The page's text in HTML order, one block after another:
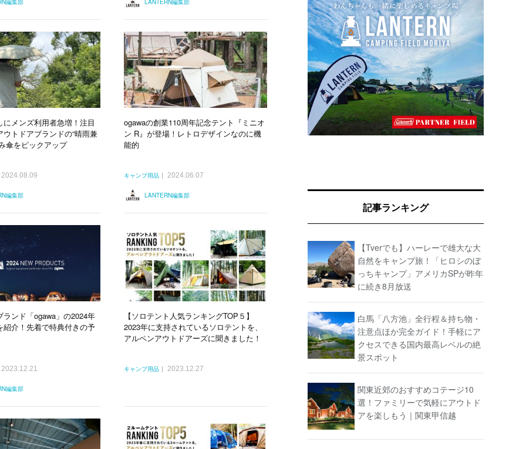
編集部 LANTERN編集部
にメンズ利用者急増！注目
トドアブランドの“晴雨兼
傘をピックアップ
編集部
ogawaの創業110周年記念テント『ミニオ
ン R』が登場！レトロデザインなのに機
能的
キャンプ用品 2024.06.07
LANTERN編集部
ランド「ogawa」の2024年
紹介！先着で特典付きの予
編集部
【ソロテント人気ランキングTOP５】
2023年に支持されているソロテントを、
アルペンアウトドアーズに聞きました！
キャンプ用品 2023.12.27
記事ランキング
【Tverでも】ハーレーで雄大な大
自然をキャンプ旅！「ヒロシのぼ
っちキャンプ」アメリカSPが昨年
に続き8月放送
白馬「八方池」全行程＆持ち物・
注意点ほか完全ガイド！手軽にア
クセスできる国内最高レベルの絶
景スポット
関東近郊のおすすめコテージ10
選！ファミリーで気軽にアウトド
アを楽しもう｜関東甲信越